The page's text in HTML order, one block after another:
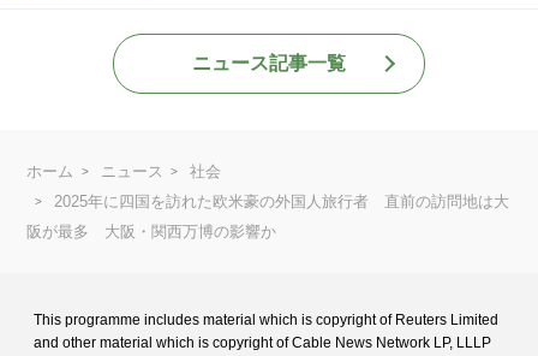
ニュース記事一覧
ホーム ニュース
社会
2025年に四国を訪れた欧米豪の外国人旅行者 直前の訪問地は大
阪が最多 大阪・関西万博の影響か
This programme includes material which is copyright of Reuters Limited
and other material which is copyright of Cable News Network LP, LLLP